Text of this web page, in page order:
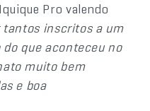
Pro valendo
tantos inscritos a um
que aconteceu no
muito bem
e boa